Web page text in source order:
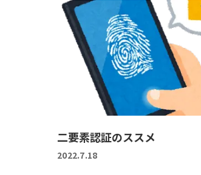
二要素認証のススメ
2022.7.18